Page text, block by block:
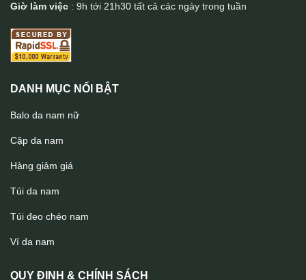
Ví da nam khóa kéo da bò cao cấp VDN062
Giờ làm việc : 9h tới 21h30 tất cả các ngày trong tuần
DANH MỤC NỔI BẬT
Balo da nam nữ
Cặp da nam
Hàng giảm giá
Túi da nam
Túi đeo chéo nam
Ví da nam
QUY ĐỊNH & CHÍNH SÁCH